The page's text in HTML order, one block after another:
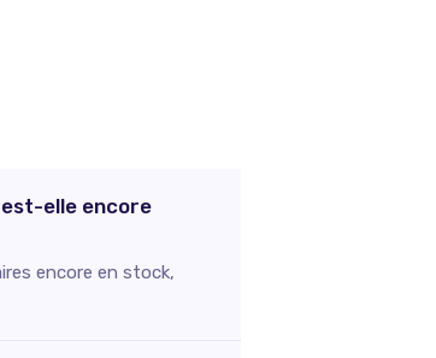
elle encore
encore en stock,